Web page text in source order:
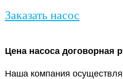
Заказать насос
Цена насоса договорная
Наша компания